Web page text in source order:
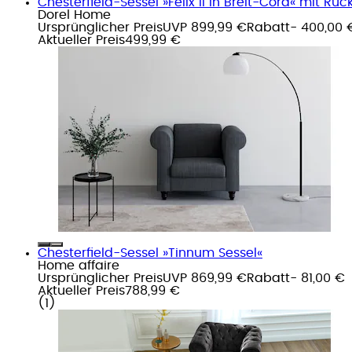
Dorel Home
Ursprünglicher PreisUVP 899,99 €Rabatt- 400,00
Aktueller Preis499,99 €
Chesterfield-Sessel »Tinnum Sessel«
Home affaire
Ursprünglicher PreisUVP 869,99 €Rabatt- 81,00 €
Aktueller Preis788,99 €
( 1 )